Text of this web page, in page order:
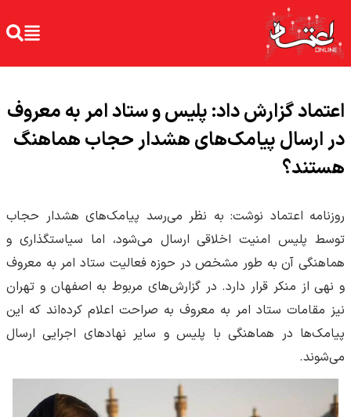
اعتماد گزارش داد: پلیس و ستاد امر به معروف
در ارسال پیامک‌های هشدار حجاب هماهنگ
هستند؟
روزنامه اعتماد نوشت: به نظر می‌رسد پیامک‌های هشدار حجاب
توسط پلیس امنیت اخلاقی ارسال می‌شود، اما سیاستگذاری و
هماهنگی آن به ‌طور مشخص در حوزه فعالیت ستاد امر به معروف
و نهی از منکر قرار دارد. در گزارش‌های مربوط به اصفهان و تهران
نیز مقامات ستاد امر به معروف به ‌صراحت اعلام کرده‌اند که این
پیامک‌ها در هماهنگی با پلیس و سایر نهادهای اجرایی ارسال
می‌شوند.